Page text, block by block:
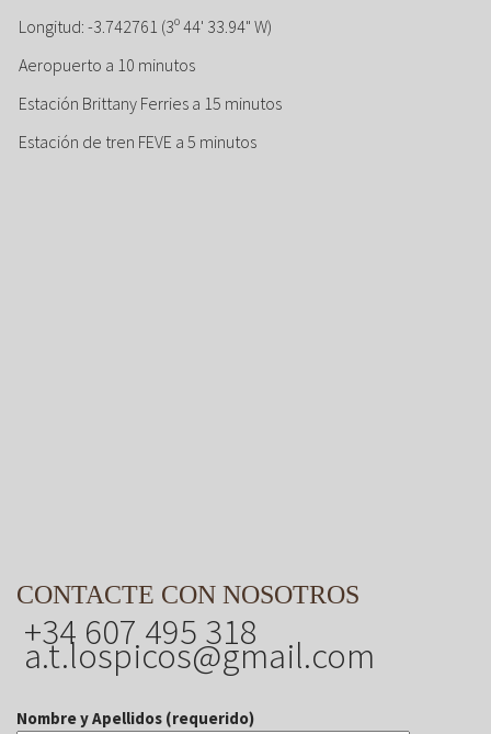
Longitud: -3.742761 (3º 44' 33.94" W)
Aeropuerto a 10 minutos
Estación Brittany Ferries a 15 minutos
Estación de tren FEVE a 5 minutos
CONTACTE CON NOSOTROS
+34 607 495 318
a.t.lospicos@gmail.com
Nombre y Apellidos (requerido)